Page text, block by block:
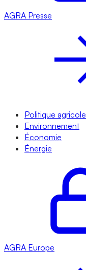
AGRA Presse
Politique agricole
Environnement
Économie
Énergie
AGRA Europe